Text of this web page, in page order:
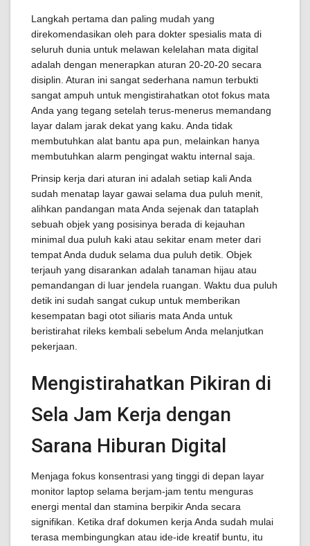
Langkah pertama dan paling mudah yang
direkomendasikan oleh para dokter spesialis mata di
seluruh dunia untuk melawan kelelahan mata digital
adalah dengan menerapkan aturan 20-20-20 secara
disiplin. Aturan ini sangat sederhana namun terbukti
sangat ampuh untuk mengistirahatkan otot fokus mata
Anda yang tegang setelah terus-menerus memandang
layar dalam jarak dekat yang kaku. Anda tidak
membutuhkan alat bantu apa pun, melainkan hanya
membutuhkan alarm pengingat waktu internal saja.
Prinsip kerja dari aturan ini adalah setiap kali Anda
sudah menatap layar gawai selama dua puluh menit,
alihkan pandangan mata Anda sejenak dan tataplah
sebuah objek yang posisinya berada di kejauhan
minimal dua puluh kaki atau sekitar enam meter dari
tempat Anda duduk selama dua puluh detik. Objek
terjauh yang disarankan adalah tanaman hijau atau
pemandangan di luar jendela ruangan. Waktu dua puluh
detik ini sudah sangat cukup untuk memberikan
kesempatan bagi otot siliaris mata Anda untuk
beristirahat rileks kembali sebelum Anda melanjutkan
pekerjaan.
Mengistirahatkan Pikiran di
Sela Jam Kerja dengan
Sarana Hiburan Digital
Menjaga fokus konsentrasi yang tinggi di depan layar
monitor laptop selama berjam-jam tentu menguras
energi mental dan stamina berpikir Anda secara
signifikan. Ketika draf dokumen kerja Anda sudah mulai
terasa membingungkan atau ide-ide kreatif buntu, itu